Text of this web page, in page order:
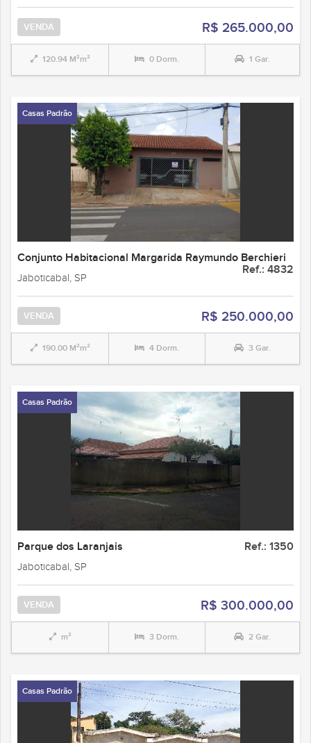
VENDA R$ 265.000,00
120.94 M²m² 0 Dorm. 1 Gar.
Casas Padrão
Conjunto Habitacional Margarida Raymundo Berchieri
Ref.: 4832
Jaboticabal, SP
VENDA R$ 250.000,00
190.00 M²m² 4 Dorm. 3 Gar.
Casas Padrão
Parque dos Laranjais Ref.: 1350
Jaboticabal, SP
VENDA R$ 300.000,00
m² 3 Dorm. 2 Gar.
Casas Padrão